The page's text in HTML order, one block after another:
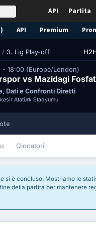
Partita
API
API Premium
/ 3. Lig Play-off
- 18:00 (Europe/London)
vs Mazidagi
Dati e Confronti Diretti
Atatürk Stadyumu
Giocatori
si è concluso. Mostriamo le
della partita per mantenere